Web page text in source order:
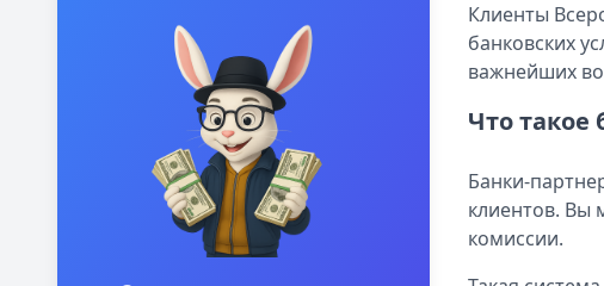
Клиенты
банковских
важнейших
Что такое
Банки-
клиентов. Вы
комиссии.